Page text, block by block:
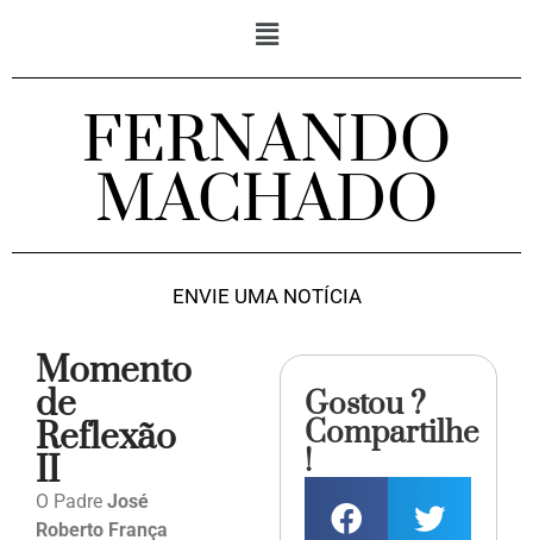
FERNANDO
MACHADO
ENVIE UMA NOTÍCIA
Momento
de
Reflexão
II
O Padre José
Roberto França
Gostou ?
Compartilhe
!